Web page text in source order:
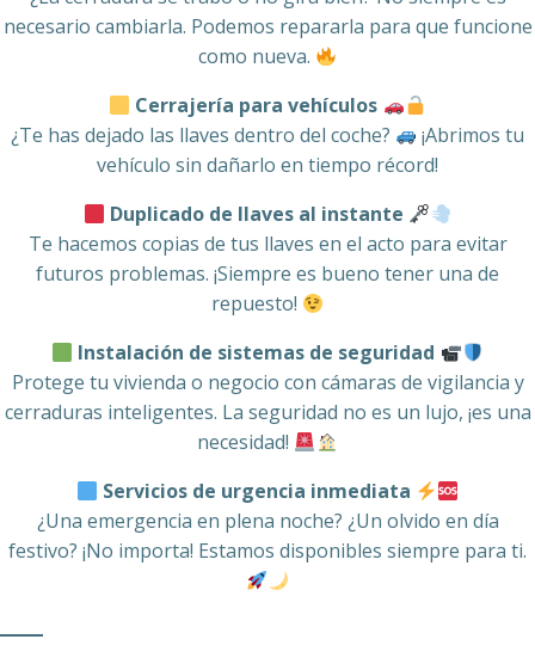
necesario cambiarla. Podemos repararla para que funcione
como nueva.
Cerrajería para vehículos
¿Te has dejado las llaves dentro del coche?
¡Abrimos tu
vehículo sin dañarlo en tiempo récord!
Duplicado de llaves al instante
Te hacemos copias de tus llaves en el acto para evitar
futuros problemas. ¡Siempre es bueno tener una de
repuesto!
Instalación de sistemas de seguridad
Protege tu vivienda o negocio con cámaras de vigilancia y
cerraduras inteligentes. La seguridad no es un lujo, ¡es una
necesidad!
Servicios de urgencia inmediata
¿Una emergencia en plena noche? ¿Un olvido en día
festivo? ¡No importa! Estamos disponibles siempre para ti.